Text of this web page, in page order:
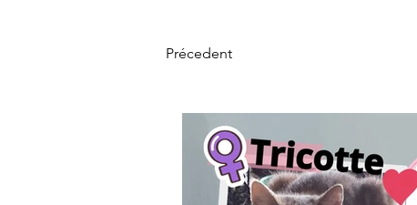
Précedent